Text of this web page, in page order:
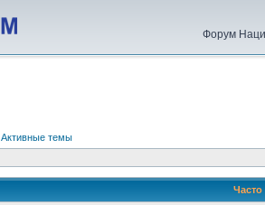
Форум
Активные темы